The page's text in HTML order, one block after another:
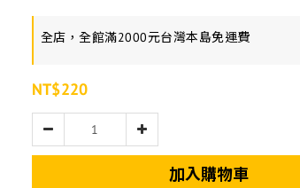
全店，全館滿2000元台灣本島免運費
NT$220
加入購物車